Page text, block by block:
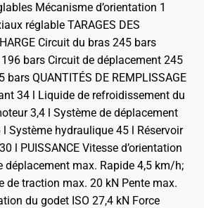
Mécanisme d’orientation 1
réglable TARAGES DES
Circuit du bras 245 bars
bars Circuit de déplacement 245
bars QUANTITÉS DE REMPLISSAGE
34 l Liquide de refroidissement du
3,4 l Système de déplacement
l Système hydraulique 45 l Réservoir
l PUISSANCE Vitesse d’orientation
déplacement max. Rapide 4,5 km/h;
de traction max. 20 kN Pente max.
du godet ISO 27,4 kN Force